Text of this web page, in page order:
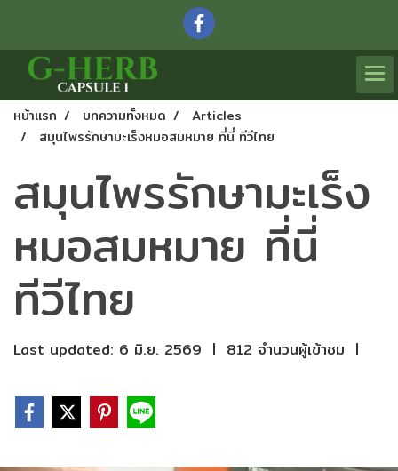
หน้าแรก บทความทั้งหมด
Articles
สมุนไพรรักษามะเร็งหมอสมหมาย ที่นี่ ทีวีไทย
สมุนไพรรักษามะเร็ง
หมอสมหมาย ที่นี่
ทีวีไทย
Last updated: 6 มิ.ย. 2569 | 812 จำนวนผู้เข้าชม |